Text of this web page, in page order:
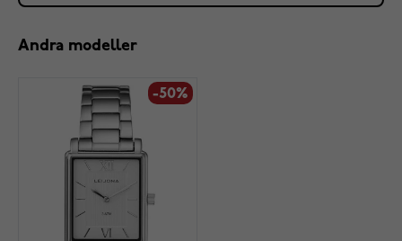
Andra modeller
-50%